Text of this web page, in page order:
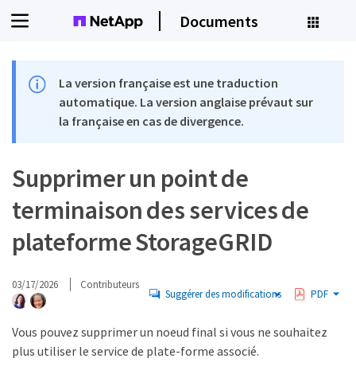
Documents
La version française est une traduction
automatique. La version anglaise prévaut sur
la française en cas de divergence.
Supprimer un point de
terminaison des services de
plateforme StorageGRID
03/17/2026 Contributeurs
Suggérer des modifications PDF
Vous pouvez supprimer un noeud final si vous ne souhaitez
plus utiliser le service de plate-forme associé.